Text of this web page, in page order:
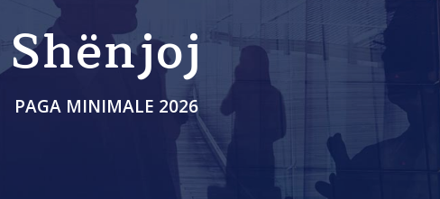
Shënjoj
PAGA MINIMALE 2026